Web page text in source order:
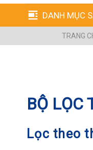
DANH MỤC
TRANG
BỘ LỌC
Lọc theo